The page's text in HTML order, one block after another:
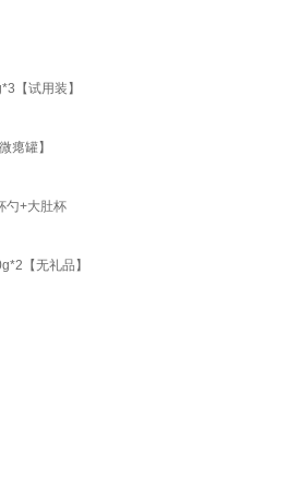
【试用装】
瘪罐】
勺+大肚杯
【无礼品】